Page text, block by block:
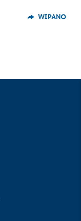
WIPANO